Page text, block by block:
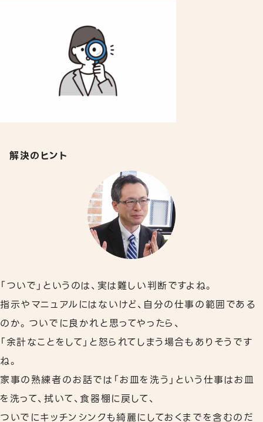
解決のヒント
「ついで」というのは、実は難しい判断ですよね。
指示やマニュアルにはないけど、自分の仕事の範囲である
のか。ついでに良かれと思ってやったら、
「余計なことをして」と怒られてしまう場合もありそうです
ね。
家事の熟練者のお話では「お皿を洗う」という仕事はお皿
を洗って、拭いて、食器棚に戻して、
ついでにキッチンシンクも綺麗にしておくまでを含むのだ